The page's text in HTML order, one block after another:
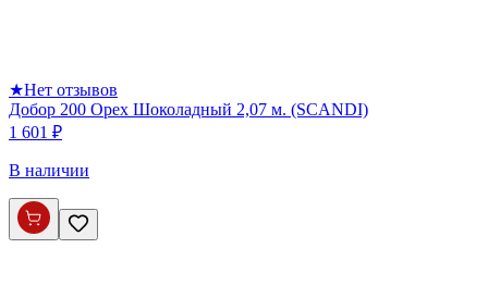
★Нет отзывов
Добор 200 Орех Шоколадный 2,07 м. (SCANDI)
1 601 ₽
В наличии